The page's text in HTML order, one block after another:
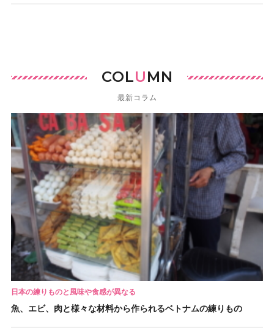
COLUMN
最新コラム
日本の練りものと風味や食感が異なる
魚、エビ、肉と様々な材料から作られるベトナムの練りもの